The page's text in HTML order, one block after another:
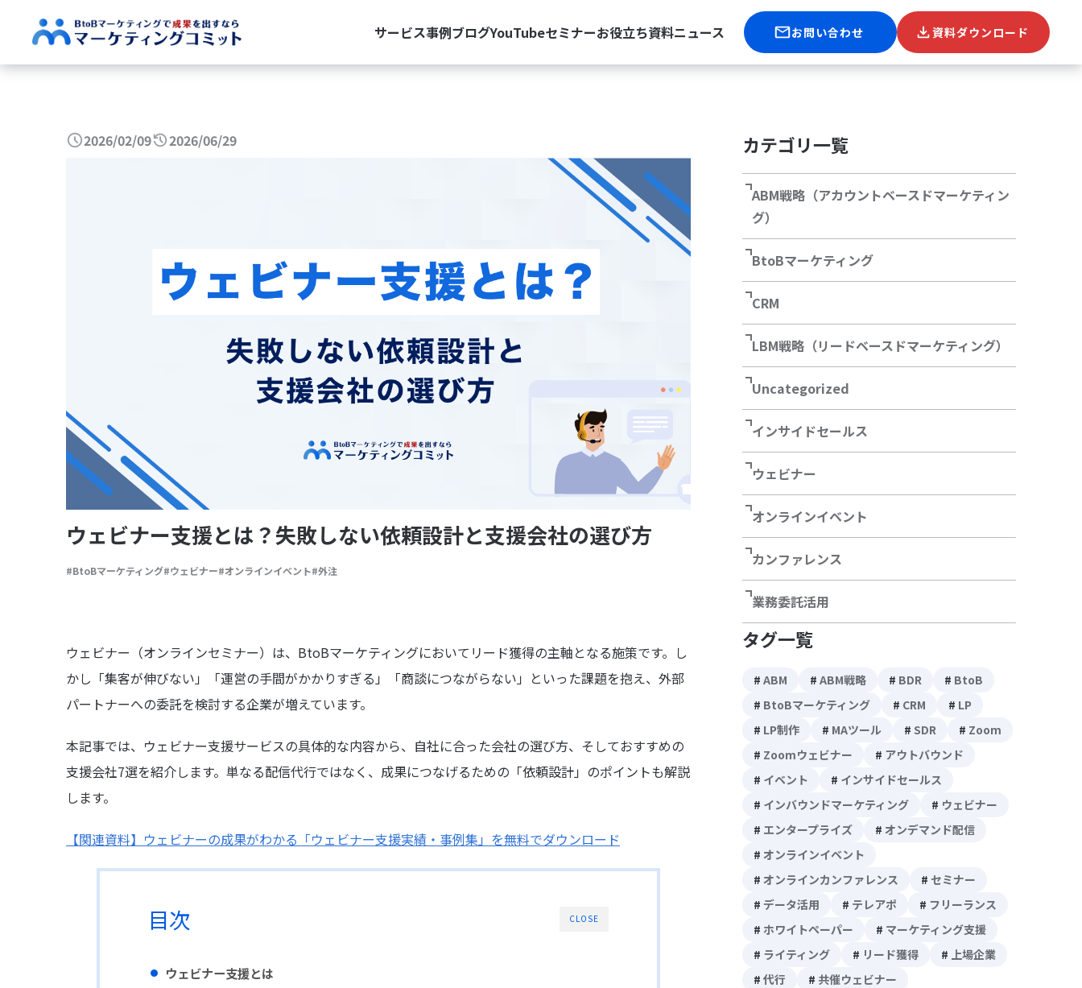
サービス事例ブログYouTubeセミナーお役立ち資料ニュース お問い合わせ 資料ダウンロード
2026/02/09 2026/06/29
ウェビナー支援とは？失敗しない依頼設計と支援会社の選び方
BtoBマーケティング ウェビナー オンラインイベント 外注
ウェビナー（オンラインセミナー）は、BtoBマーケティングにおいてリード獲得の主軸となる施策です。し
かし「集客が伸びない」「運営の手間がかかりすぎる」「商談につながらない」といった課題を抱え、外部
パートナーへの委託を検討する企業が増えています。
本記事では、ウェビナー支援サービスの具体的な内容から、自社に合った会社の選び方、そしておすすめの
支援会社7選を紹介します。単なる配信代行ではなく、成果につなげるための「依頼設計」のポイントも解説
します。
【関連資料】ウェビナーの成果がわかる「ウェビナー支援実績・事例集」を無料でダウンロード
CLOSE
目次
ウェビナー支援とは
カテゴリ一覧
ABM戦略（アカウントベースドマーケティン
グ）
BtoBマーケティング
CRM
LBM戦略（リードベースドマーケティング）
Uncategorized
インサイドセールス
ウェビナー
オンラインイベント
カンファレンス
業務委託活用
タグ一覧
ABM ABM戦略 BDR
BtoB
BtoBマーケティング
CRM
LP
LP制作
MAツール SDR
Zoom
Zoomウェビナー
アウトバウンド
イベント
インサイドセールス
インバウンドマーケティング
ウェビナー
エンタープライズ
オンデマンド配信
オンラインイベント
オンラインカンファレンス
セミナー
データ活用
テレアポ
フリーランス
ホワイトペーパー
マーケティング支援
ライティング
リード獲得
上場企業
代行
共催ウェビナー